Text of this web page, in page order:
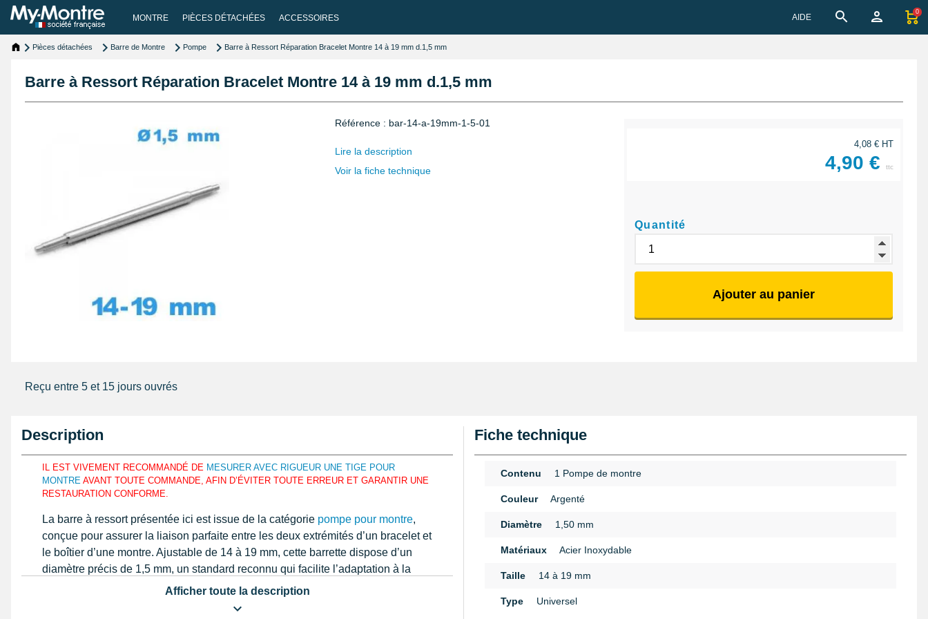
MONTRE PIÈCES DÉTACHÉES ACCESSOIRES AIDE
0
Pièces détachées Barre de Montre Pompe Barre à Ressort Réparation Bracelet Montre 14 à 19 mm d.1,5 mm
Barre à Ressort Réparation Bracelet Montre 14 à 19 mm d.1,5 mm
Référence : bar-14-a-19mm-1-5-01
Lire la description
Voir la fiche technique
4,08 € HT
4,90 € ttc
Quantité
Ajouter au panier
Reçu entre 5 et 15 jours ouvrés
Description
IL EST VIVEMENT RECOMMANDÉ DE MESURER AVEC RIGUEUR UNE TIGE POUR
MONTRE AVANT TOUTE COMMANDE, AFIN D’ÉVITER TOUTE ERREUR ET GARANTIR UNE
RESTAURATION CONFORME.
La barre à ressort présentée ici est issue de la catégorie pompe pour montre,
conçue pour assurer la liaison parfaite entre les deux extrémités d’un bracelet et
le boîtier d’une montre. Ajustable de 14 à 19 mm, cette barrette dispose d’un
diamètre précis de 1,5 mm, un standard reconnu qui facilite l’adaptation à la
majorité des modèles. Sa finition argentée et son acier inoxydable assurent non
Afficher toute la description
Fiche technique
Contenu 1 Pompe de montre
Couleur Argenté
Diamètre 1,50 mm
Matériaux Acier Inoxydable
Taille 14 à 19 mm
Type Universel